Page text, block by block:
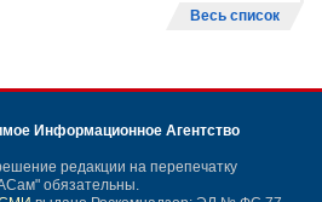
Весь список
Информационное Агентство
редакции на перепечатку
обязательны.